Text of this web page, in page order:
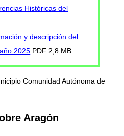
Históricas del
y descripción del
2025 PDF 2,8 MB.
Comunidad Autónoma de
Aragón